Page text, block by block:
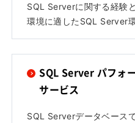
SQL Serverに関する経験
環境に適したSQL Server
SQL Server パフォ
サービス
SQL Serverデータベース